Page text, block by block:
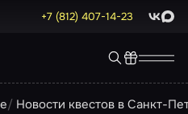
+7 (812) 407-14-23 Max
Новости квестов в Санкт-